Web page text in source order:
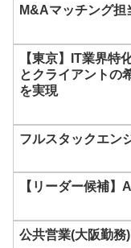
ド
の
ま
ま
に
だ
M&Aマッチング担
【東京】IT業界
とクライアントの
を実現
フルスタックエン
【リーダー候補
公共営業(大阪勤務)